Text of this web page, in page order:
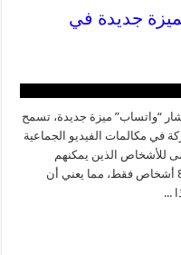
جديدة في
“واتساب” ميزة جديدة، تسمح
في مكالمات الفيديو الجماعية
للأشخاص الذين يمكنهم
المشاركة بمكالمات الفيديو في “واتساب” 8 أشخاص فقط، مما يعني أن